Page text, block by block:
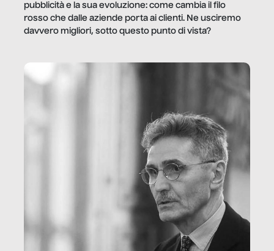
pubblicità e la sua evoluzione: come cambia il filo
rosso che dalle aziende porta ai clienti. Ne usciremo
davvero migliori, sotto questo punto di vista?